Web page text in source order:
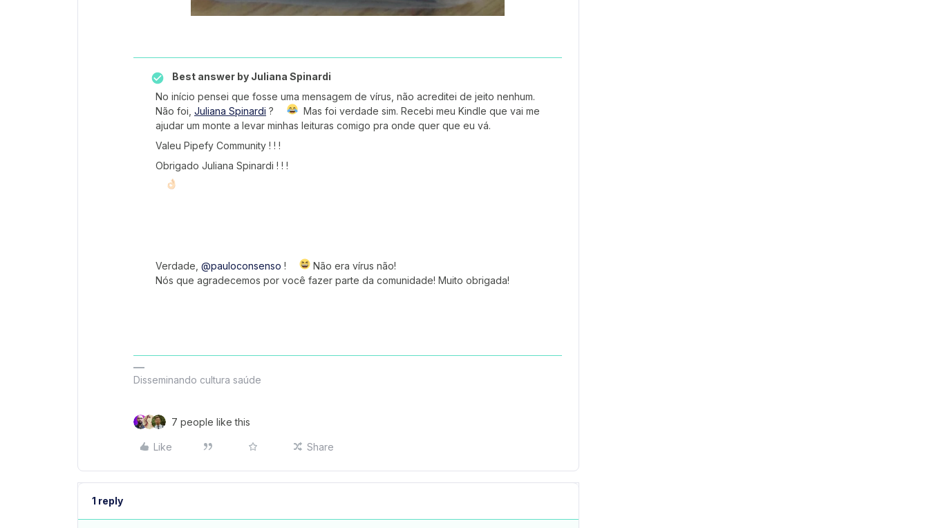
Best answer by Juliana Spinardi
No início pensei que fosse uma mensagem de vírus, não acreditei de jeito nenhum.
Não foi, Juliana Spinardi ?
Mas foi verdade sim. Recebi meu Kindle que vai me
ajudar um monte a levar minhas leituras comigo pra onde quer que eu vá.
Valeu Pipefy Community ! ! !
Obrigado Juliana Spinardi ! ! !
Verdade, @pauloconsenso !
Não era vírus não!
Nós que agradecemos por você fazer parte da comunidade! Muito obrigada!
Disseminando cultura saúde
7 people like this
Like Share
1 reply